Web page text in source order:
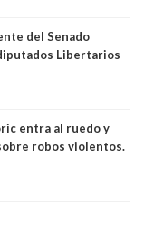
del Senado
Libertarios
entra al ruedo y
robos violentos.